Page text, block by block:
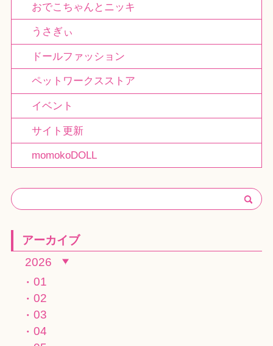
おでこちゃんとニッキ
うさぎぃ
ドールファッション
ペットワークスストア
イベント
サイト更新
momokoDOLL
アーカイブ
2026
01
02
03
04